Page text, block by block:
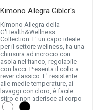
Kimono Allegra Giblor's
Kimono Allegra della
G'Health&Wellness
Collection. E' un capo ideale
per il settore wellness, ha una
chiusura ad incrocio con
asola nel fianco, regolabile
con lacci. Presenta il collo a
rever classico. E' resistente
alle medie temperature, ai
lavaggi con cloro, è facile
stiro e non aderisce al corpo